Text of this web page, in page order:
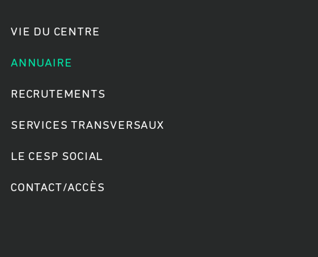
VIE DU CENTRE
ANNUAIRE
RECRUTEMENTS
SERVICES TRANSVERSAUX
LE CESP SOCIAL
CONTACT/ACCÈS